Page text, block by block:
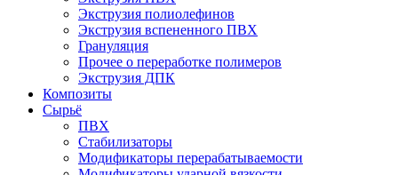
Экструзия полиолефинов
Экструзия вспененного ПВХ
Грануляция
Прочее о переработке полимеров
Экструзия ДПК
Композиты
Сырьё
ПВХ
Стабилизаторы
Модификаторы перерабатываемости